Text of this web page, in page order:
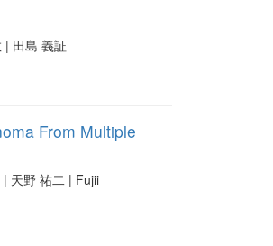
| 田島 義証
From Multiple
天野 祐二 | Fujii